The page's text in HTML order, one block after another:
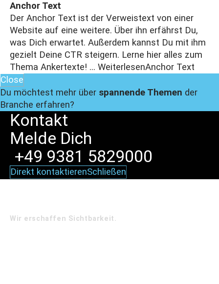
Anchor Text
Der Anchor Text ist der Verweistext von einer
Website auf eine weitere. Über ihn erfährst Du,
was Dich erwartet. Außerdem kannst Du mit ihm
gezielt Deine CTR steigern. Lerne hier alles zum
Thema Ankertexte! ... WeiterlesenAnchor Text
Close
Du möchtest mehr über spannende Themen der
Branche erfahren?
Kontakt
Melde Dich
+49 9381 5829000
Direkt kontaktierenSchließen
Wir erschaffen Sichtbarkeit.